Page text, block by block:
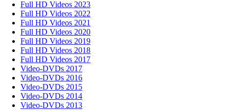
Full HD Videos 2023
Full HD Videos 2022
Full HD Videos 2021
Full HD Videos 2020
Full HD Videos 2019
Full HD Videos 2018
Full HD Videos 2017
Video-DVDs 2017
Video-DVDs 2016
Video-DVDs 2015
Video-DVDs 2014
Video-DVDs 2013